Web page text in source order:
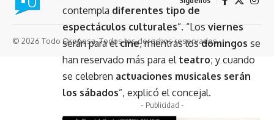
contempla diferentes tipo de
espectáculos culturales”. “Los viernes
serán para elcine, mientras losdomingos se
han reservado más para el teatro; y cuando
se celebren actuaciones musicales serán
los sábados”, explicó el concejal.
- Publicidad -
© 2026 Todo Oropesa. Todos los derechos reservados.